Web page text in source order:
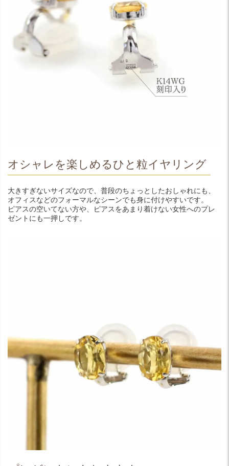
オシャレを楽しめるひと粒イヤリング
大きすぎないサイズなので、普段のちょっとしたおしゃれにも、
オフィスなどのフォーマルなシーンでも身に付けやすいです。
ピアスの空いてない方や、ピアスをあまり着けない女性へのプレ
ゼントにも一押しです。